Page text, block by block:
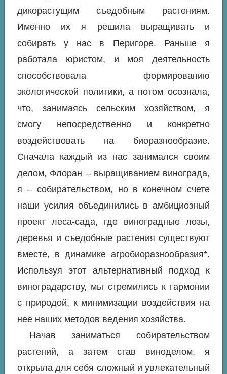
дикорастущим съедобным растениям.
Именно их я решила выращивать и
собирать у нас в Перигоре. Раньше я
работала юристом, и моя деятельность
способствовала формированию
экологической политики, а потом осознала,
что, занимаясь сельским хозяйством, я
смогу непосредственно и конкретно
воздействовать на биоразнообразие.
Сначала каждый из нас занимался своим
делом, Флоран – выращиванием винограда,
я – собирательством, но в конечном счете
наши усилия объединились в амбициозный
проект леса-сада, где виноградные лозы,
деревья и съедобные растения существуют
вместе, в динамике агробиоразнообразия*.
Используя этот альтернативный подход к
виноградарству, мы стремились к гармонии
с природой, к минимизации воздействия на
нее наших методов ведения хозяйства.
Начав заниматься собирательством
растений, а затем став виноделом, я
открыла для себя сложный и увлекательный